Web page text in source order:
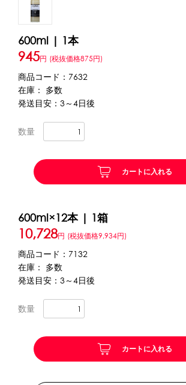
かき氷機
ブロックアイススライサー
カートリッジシェイバー
オプション
フレーバー氷（味つきの氷）
かき氷セット
カップ・スプーン
紙カップ
ボウル型カップ
フラワーカップ
スプーンストロー
シロップ 冷凍フルーツ
ドリンクカ
会社概要
特定商取引に関する法律に基づく表記
プライバシーポリシー
600ml | 1本
945円 (税抜価格875円)
商品コード：7632
在庫： 多数
発送目安：3～4日後
数量
カートに入れる
600ml×12本 | 1箱
10,728円 (税抜価格9,934円)
商品コード：7132
在庫： 多数
発送目安：3～4日後
数量
カートに入れる